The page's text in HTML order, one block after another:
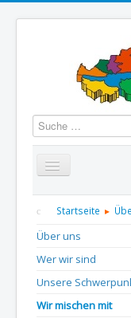
Suchen
Startseite
Kontakt
Startseite
Über uns
Wer wir sind
Unsere
Wir mischen mit